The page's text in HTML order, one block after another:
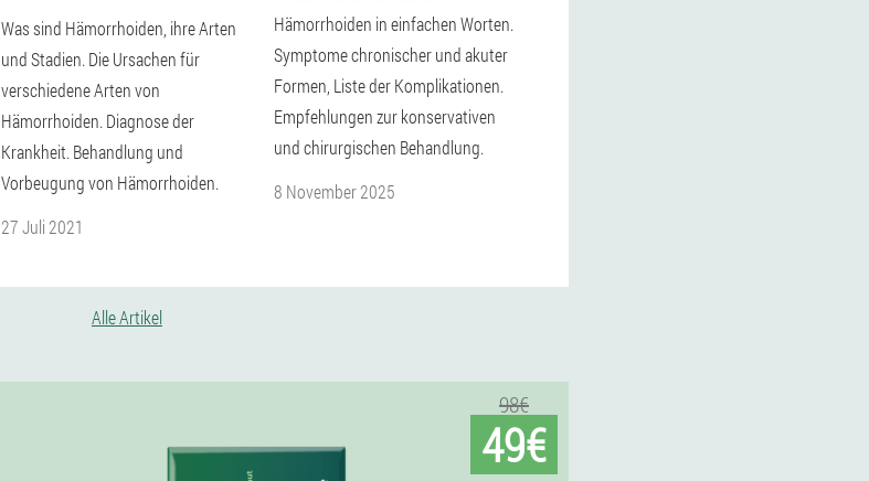
Was sind Hämorrhoiden, ihre Arten
und Stadien. Die Ursachen für
verschiedene Arten von
Hämorrhoiden. Diagnose der
Krankheit. Behandlung und
Vorbeugung von Hämorrhoiden.
27 Juli 2021
Hämorrhoiden in einfachen Worten.
Symptome chronischer und akuter
Formen, Liste der Komplikationen.
Empfehlungen zur konservativen
und chirurgischen Behandlung.
8 November 2025
Alle Artikel
98€
49€